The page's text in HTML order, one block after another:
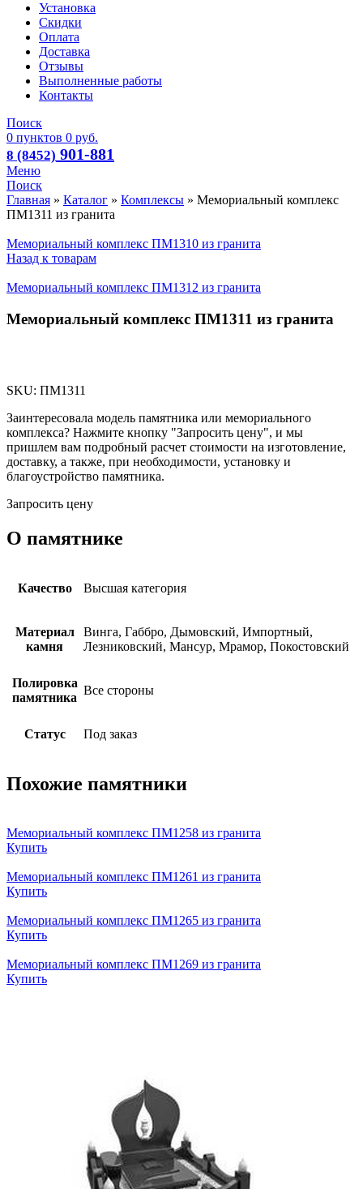
Установка
Скидки
Оплата
Доставка
Отзывы
Выполненные работы
Контакты
Поиск
0 пунктов 0 руб.
8 (8452) 901-881
Меню
Поиск
Главная » Каталог » Комплексы » Мемориальный комплекс
ПМ1311 из гранита
Мемориальный комплекс ПМ1310 из гранита
Назад к товарам
Мемориальный комплекс ПМ1312 из гранита
Мемориальный комплекс ПМ1311 из гранита
SKU: ПМ1311
Заинтересовала модель памятника или мемориального
комплекса? Нажмите кнопку "Запросить цену", и мы
пришлем вам подробный расчет стоимости на изготовление,
доставку, а также, при необходимости, установку и
благоустройство памятника.
Запросить цену
О памятнике
Качество Высшая категория
Материал
камня
Винга, Габбро, Дымовский, Импортный,
Лезниковский, Мансур, Мрамор, Покостовский
Полировка
памятника
Все стороны
Статус Под заказ
Похожие памятники
Мемориальный комплекс ПМ1258 из гранита
Купить
Мемориальный комплекс ПМ1261 из гранита
Купить
Мемориальный комплекс ПМ1265 из гранита
Купить
Мемориальный комплекс ПМ1269 из гранита
Купить